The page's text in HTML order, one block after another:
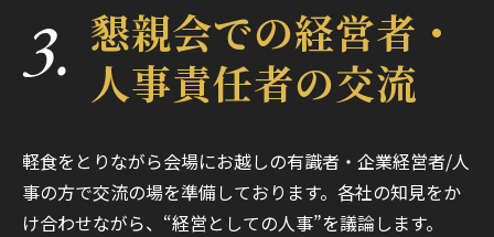
3. 懇親会での経営者・
人事責任者の交流
軽食をとりながら会場にお越しの有識者・企業経営者/人
事の方で交流の場を準備しております。各社の知見をか
け合わせながら、“経営としての人事”を議論します。